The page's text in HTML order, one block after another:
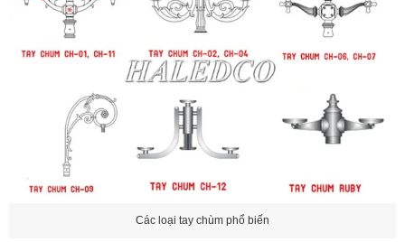
Các loại tay chùm phổ biến